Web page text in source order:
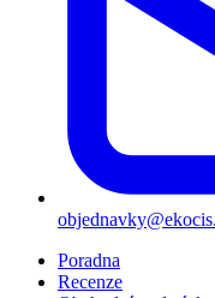
Poradna
Recenze